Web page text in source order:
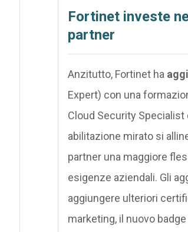
Fortinet investe
partner
Anzitutto, Fortinet ha
Expert) con una
Cloud Security Specialist
abilitazione mirato si
partner una maggiore
esigenze aziendali. Gli
aggiungere ulteriori
marketing, il nuovo